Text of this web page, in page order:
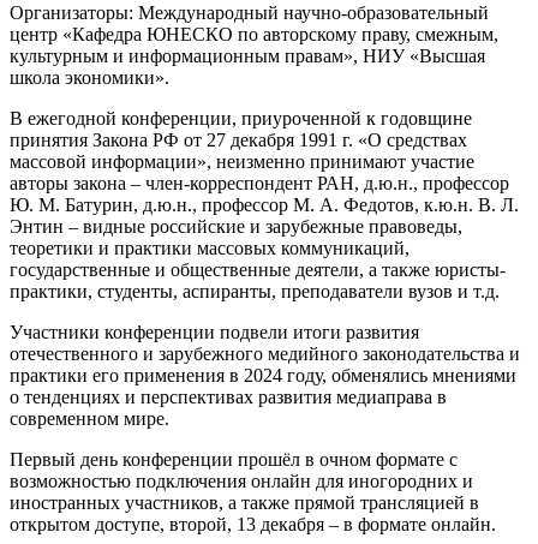
Организаторы: Международный научно-образовательный
центр «Кафедра ЮНЕСКО по авторскому праву, смежным,
культурным и информационным правам», НИУ «Высшая
школа экономики».
В ежегодной конференции, приуроченной к годовщине
принятия Закона РФ от 27 декабря 1991 г. «О средствах
массовой информации», неизменно принимают участие
авторы закона – член-корреспондент РАН, д.ю.н., профессор
Ю. М. Батурин, д.ю.н., профессор М. А. Федотов, к.ю.н. В. Л.
Энтин – видные российские и зарубежные правоведы,
теоретики и практики массовых коммуникаций,
государственные и общественные деятели, а также юристы-
практики, студенты, аспиранты, преподаватели вузов и т.д.
Участники конференции подвели итоги развития
отечественного и зарубежного медийного законодательства и
практики его применения в 2024 году, обменялись мнениями
о тенденциях и перспективах развития медиаправа в
современном мире.
Первый день конференции прошёл в очном формате с
возможностью подключения онлайн для иногородних и
иностранных участников, а также прямой трансляцией в
открытом доступе, второй, 13 декабря – в формате онлайн.